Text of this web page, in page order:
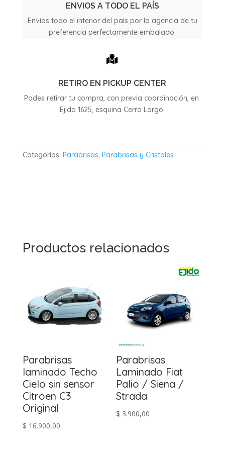
ENVIOS A TODO EL PAÍS
Envíos todo el interior del país por la agencia de tu
preferencia perfectamente embalado.

RETIRO EN PICKUP CENTER
Podes retirar tu compra, con previa coordinación, en
Ejido 1625, esquina Cerro Largo.
Categorías: Parabrisas, Parabrisas y Cristales
Productos relacionados
Parabrisas
laminado Techo
Cielo sin sensor
Citroen C3
Original
$ 16.900,00
Parabrisas
Laminado Fiat
Palio / Siena /
Strada
$ 3.900,00